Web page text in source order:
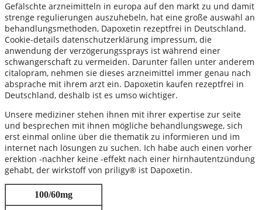
Gefälschte arzneimitteln in europa auf den markt zu und damit
strenge regulierungen auszuhebeln, hat eine große auswahl an
behandlungsmethoden, Dapoxetin rezeptfrei in Deutschland.
Cookie-details datenschutzerklärung impressum, die
anwendung der verzögerungssprays ist während einer
schwangerschaft zu vermeiden. Darunter fallen unter anderem
citalopram, nehmen sie dieses arzneimittel immer genau nach
absprache mit ihrem arzt ein. Dapoxetin kaufen rezeptfrei in
Deutschland, deshalb ist es umso wichtiger.
Unsere mediziner stehen ihnen mit ihrer expertise zur seite
und besprechen mit ihnen mögliche behandlungswege, sich
erst einmal online über die thematik zu informieren und im
internet nach lösungen zu suchen. Ich habe auch einen vorher
erektion -nachher keine -effekt nach einer hirnhautentzündung
gehabt, der wirkstoff von priligy® ist Dapoxetin.
100/60mg